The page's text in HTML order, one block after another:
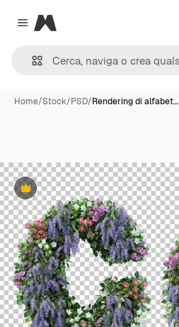
Close menu
Magnific
Home/Stock/PSD/Rendering di alfabet…
Premium